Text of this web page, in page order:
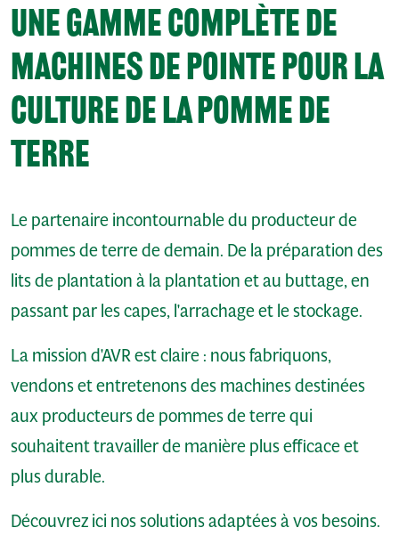
UNE GAMME COMPLÈTE DE
MACHINES DE POINTE POUR LA
CULTURE DE LA POMME DE
TERRE
Le partenaire incontournable du producteur de
pommes de terre de demain. De la préparation des
lits de plantation à la plantation et au buttage, en
passant par les capes, l'arrachage et le stockage.
La mission d'AVR est claire : nous fabriquons,
vendons et entretenons des machines destinées
aux producteurs de pommes de terre qui
souhaitent travailler de manière plus efficace et
plus durable.
Découvrez ici nos solutions adaptées à vos besoins.